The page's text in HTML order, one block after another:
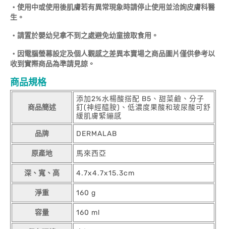
‧ 使用中或使用後肌膚若有異常現象時請停止使用並洽詢皮膚科醫
生。
‧ 請置於嬰幼兒拿不到之處避免幼童撿取食用。
‧ 因電腦螢幕設定及個人觀感之差異本賣場之商品圖片僅供參考以
收到實際商品為準請見諒。
商品規格
商品簡述
添加2%水楊酸搭配 B5、甜菜鹼、分子
釘(神經醯胺)、低濃度果酸和玻尿酸可舒
緩肌膚緊繃感
品牌 DERMALAB
原產地 馬來西亞
深、寬、高 4.7x4.7x15.3cm
淨重 160 g
容量 160 ml